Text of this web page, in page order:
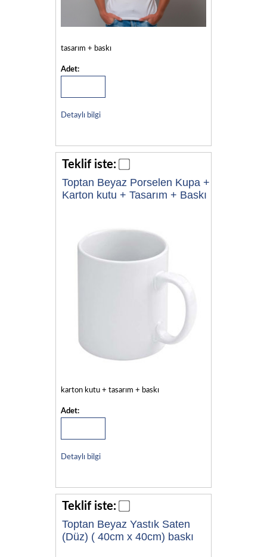
tasarım + baskı
Adet:
Detaylı bilgi
Teklif iste:
Toptan Beyaz Porselen Kupa +
Karton kutu + Tasarım + Baskı
karton kutu + tasarım + baskı
Adet:
Detaylı bilgi
Teklif iste:
Toptan Beyaz Yastık Saten
(Düz) ( 40cm x 40cm) baskı